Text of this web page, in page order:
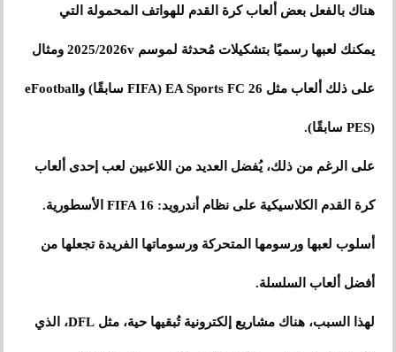
هناك بالفعل بعض ألعاب كرة القدم للهواتف المحمولة التي
يمكنك لعبها رسميًا بتشكيلات مُحدثة لموسم 2025/2026v ومثال
على ذلك ألعاب مثل EA Sports FC 26 (FIFA سابقًا) وeFootball
(PES سابقًا).
على الرغم من ذلك، يُفضل العديد من اللاعبين لعب إحدى ألعاب
كرة القدم الكلاسيكية على نظام أندرويد: FIFA 16 الأسطورية.
أسلوب لعبها ورسومها المتحركة ورسوماتها الفريدة تجعلها من
أفضل ألعاب السلسلة.
لهذا السبب، هناك مشاريع إلكترونية تُبقيها حية، مثل DFL، الذي